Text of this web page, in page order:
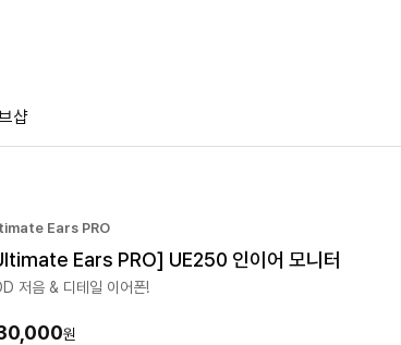
샵
Ears PRO
Ears PRO] UE250 인이어 모니터
저음 & 디테일 이어폰!
원